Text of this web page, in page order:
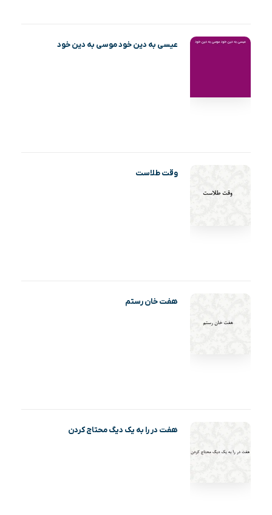
عیسی به دین خود موسی به دین خود
وقت طلاست
هفت خان رستم
هفت در را به یک دیگ محتاج کردن